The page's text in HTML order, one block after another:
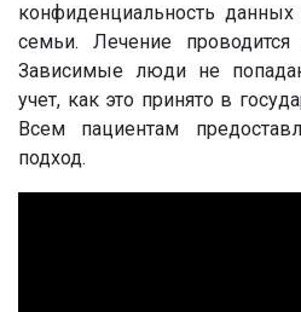
конфиденциальность
семьи. Лечение
Зависимые люди не
учет, как это принято в
Всем пациентам
подход.